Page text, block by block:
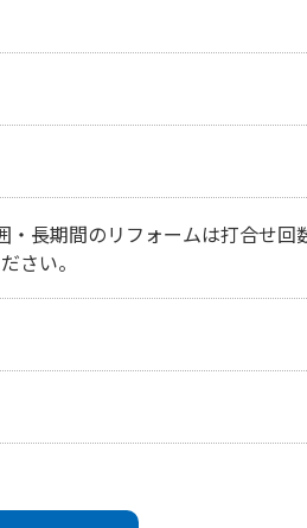
・長期間のリフォームは打合せ回
さい。